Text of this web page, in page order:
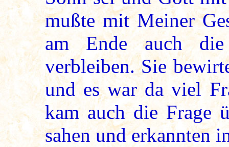
mußte mit Meiner
am Ende auch
verbleiben. Sie
und es war da viel
kam auch die Frage
sahen und erkannten